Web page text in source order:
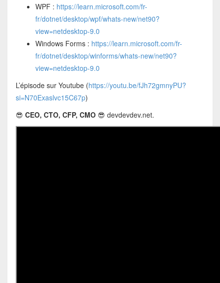
WPF : https://learn.microsoft.com/fr-
fr/dotnet/desktop/wpf/whats-new/net90?
view=netdesktop-9.0
Windows Forms : https://learn.microsoft.com/fr-
fr/dotnet/desktop/winforms/whats-new/net90?
view=netdesktop-9.0
L’épisode sur Youtube (https://youtu.be/fJh72gmnyPU?
si=N70Exaslvc15C67p)
😎 CEO, CTO, CFP, CMO😎 devdevdev.net.